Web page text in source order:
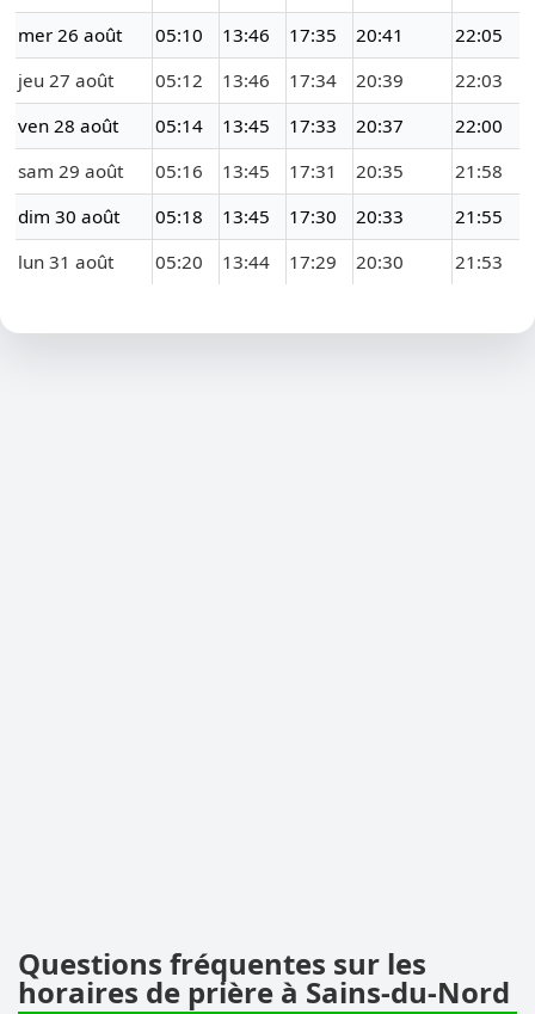
mer 26 août
05:10 13:46 17:35 20:41
22:05
jeu 27 août
05:12 13:46 17:34 20:39
22:03
ven 28 août
05:14 13:45 17:33 20:37
22:00
sam 29 août
05:16 13:45 17:31 20:35
21:58
dim 30 août
05:18 13:45 17:30 20:33
21:55
lun 31 août
05:20 13:44 17:29 20:30 21:53
Questions fréquentes sur les
horaires de prière à Sains-du-Nord